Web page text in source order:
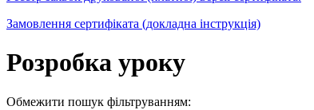
Замовлення сертифіката (докладна інструкція)
Розробка уроку
Обмежити пошук фільтруванням: